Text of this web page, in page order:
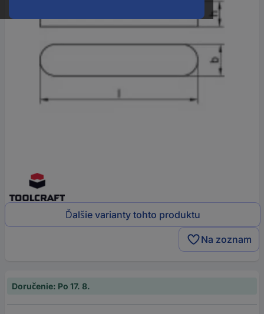
Ďalšie varianty tohto produktu
Na zoznam
Doručenie: Po 17. 8.